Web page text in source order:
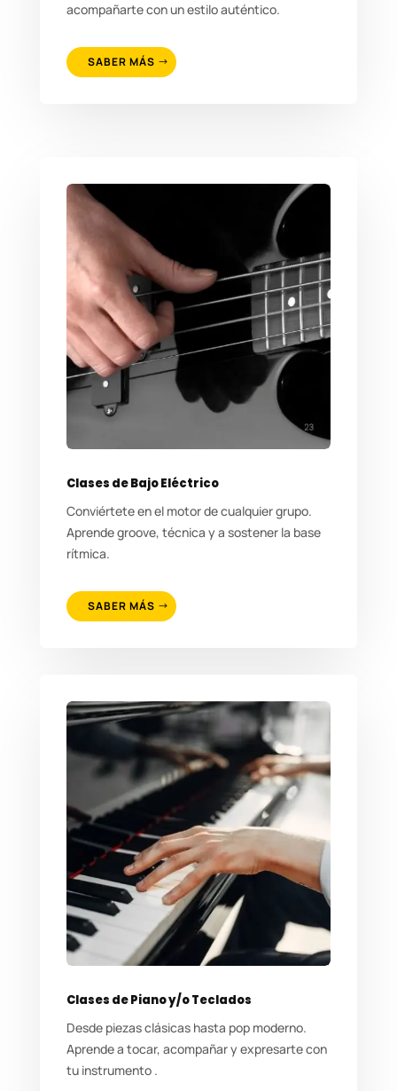
acompañarte con un estilo auténtico.
SABER MÁS
Clases de Bajo Eléctrico
Conviértete en el motor de cualquier grupo.
Aprende groove, técnica y a sostener la base
rítmica.
SABER MÁS
Clases de Piano y/o Teclados
Desde piezas clásicas hasta pop moderno.
Aprende a tocar, acompañar y expresarte con
tu instrumento .